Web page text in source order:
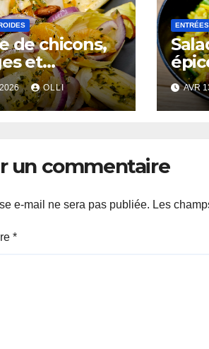
de chicons,
et
OLLI AVR
un commentaire
e-mail ne sera pas publiée. Les
*